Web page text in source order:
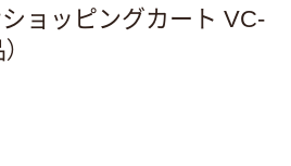
ョッピングカート VC-